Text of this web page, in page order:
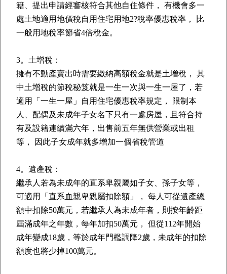
籍、提出申請經審核符合其他自住條件， 有機會多一
處土地適用地價稅自用住宅用地2?稅率優惠稅率， 比
一般用地稅率節省4倍稅金。
3。土增稅：
擁有不動產賣出時需要繳納高額稅金就是土增稅， 其
中土增稅的節稅秘笈就是一生一次與一生一屋了，若
適用「一生一屋」自用住宅優惠稅率規定， 限制本
人、配偶及未成年子女名下只有一處房屋，且符合持
有及設籍連續滿六年，出售前五年無供營業或出租
等， 因此子女成年就多增加一個省稅管道
4。遺產稅：
繼承人若為未成年的直系卑親屬如子女、孫子女等，
可適用「直系血親卑親屬扣除額」， 每人可從遺產總
額中扣除50萬元，若繼承人為未成年者，則按年齡距
屆滿成年之年數，每年加扣50萬元， 但從112年開始
成年變成18歲，等於成年門檻調降2歲，未成年的扣除
額度也將少掉100萬元。